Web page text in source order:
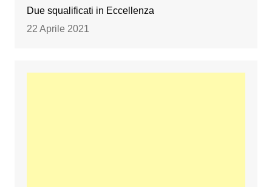
Due squalificati in Eccellenza
22 Aprile 2021